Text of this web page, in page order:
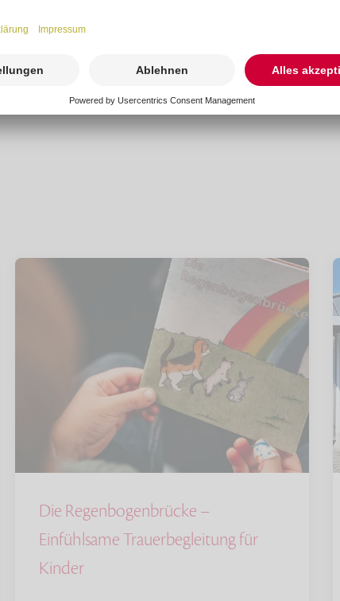
Die Regenbogenbrücke –
Einfühlsame Trauerbegleitung für
Kinder